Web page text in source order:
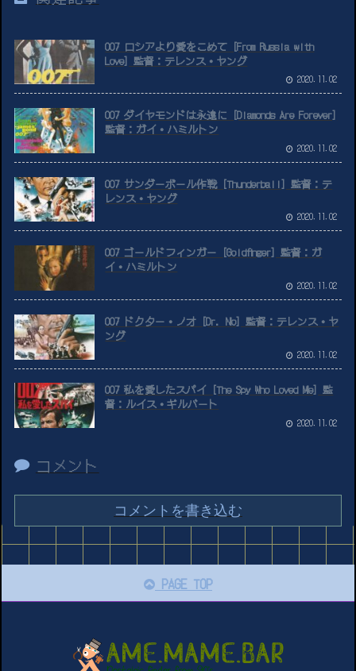
007 ロシアより愛をこめて [From Russia with
Love] 監督：テレンス・ヤング
2020.11.02
007 ダイヤモンドは永遠に [Diamonds Are Forever]
監督：ガイ・ハミルトン
2020.11.02
007 サンダーボール作戦 [Thunderball] 監督：テ
レンス・ヤング
2020.11.02
007 ゴールドフィンガー [Goldfinger] 監督：ガ
イ・ハミルトン
2020.11.02
007 ドクター・ノオ [Dr. No] 監督：テレンス・ヤ
ング
2020.11.02
007 私を愛したスパイ [The Spy Who Loved Me] 監
督：ルイス・ギルバート
2020.11.02
コメント
コメントを書き込む
PAGE TOP